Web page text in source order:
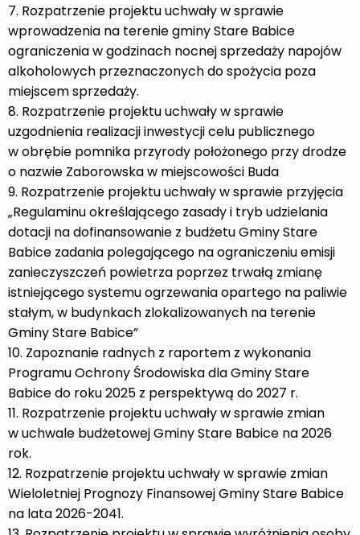
7. Rozpatrzenie projektu uchwały w sprawie
wprowadzenia na terenie gminy Stare Babice
ograniczenia w godzinach nocnej sprzedaży napojów
alkoholowych przeznaczonych do spożycia poza
miejscem sprzedaży.
8. Rozpatrzenie projektu uchwały w sprawie
uzgodnienia realizacji inwestycji celu publicznego
w obrębie pomnika przyrody położonego przy drodze
o nazwie Zaborowska w miejscowości Buda
9. Rozpatrzenie projektu uchwały w sprawie przyjęcia
„Regulaminu określającego zasady i tryb udzielania
dotacji na dofinansowanie z budżetu Gminy Stare
Babice zadania polegającego na ograniczeniu emisji
zanieczyszczeń powietrza poprzez trwałą zmianę
istniejącego systemu ogrzewania opartego na paliwie
stałym, w budynkach zlokalizowanych na terenie
Gminy Stare Babice”
10. Zapoznanie radnych z raportem z wykonania
Programu Ochrony Środowiska dla Gminy Stare
Babice do roku 2025 z perspektywą do 2027 r.
11. Rozpatrzenie projektu uchwały w sprawie zmian
w uchwale budżetowej Gminy Stare Babice na 2026
rok.
12. Rozpatrzenie projektu uchwały w sprawie zmian
Wieloletniej Prognozy Finansowej Gminy Stare Babice
na lata 2026-2041.